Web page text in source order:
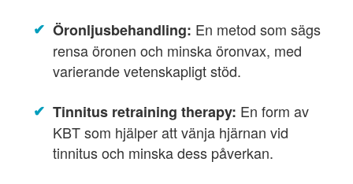
Öronljusbehandling: En metod som sägs
rensa öronen och minska öronvax, med
varierande vetenskapligt stöd.
Tinnitus retraining therapy: En form av
KBT som hjälper att vänja hjärnan vid
tinnitus och minska dess påverkan.